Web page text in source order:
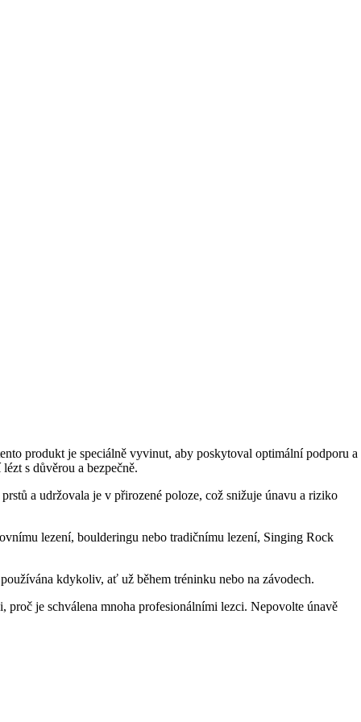
produkt je speciálně vyvinut, aby poskytoval optimální podporu a
s důvěrou a bezpečně.
a udržovala je v přirozené poloze, což snižuje únavu a riziko
lezení, boulderingu nebo tradičnímu lezení, Singing Rock
kdykoliv, ať už během tréninku nebo na závodech.
je schválena mnoha profesionálními lezci. Nepovolte únavě